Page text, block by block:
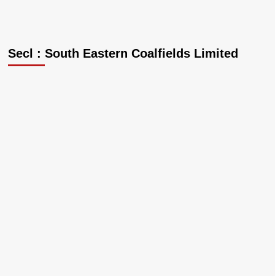
Secl : South Eastern Coalfields Limited